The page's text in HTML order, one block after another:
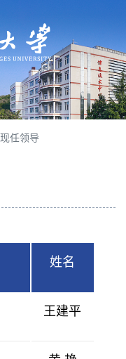
现任领导
姓名
王建平